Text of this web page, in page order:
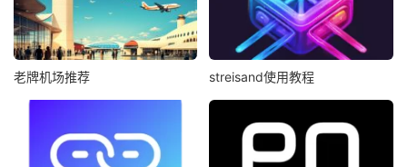
老牌机场推荐 streisand使用教程